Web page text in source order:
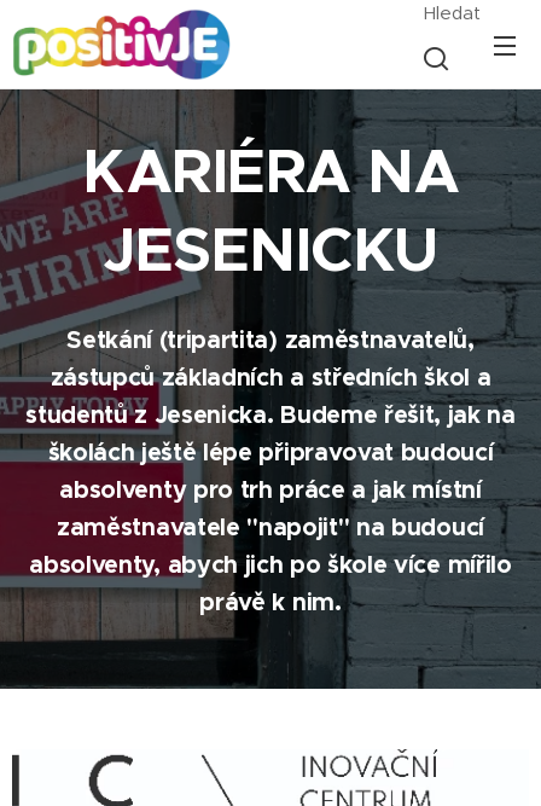
Hledat
KARIÉRA NA
JESENICKU
Setkání (tripartita) zaměstnavatelů,
zástupců základních a středních škol a
studentů z Jesenicka. Budeme řešit, jak na
školách ještě lépe připravovat budoucí
absolventy pro trh práce a jak místní
zaměstnavatele "napojit" na budoucí
absolventy, abych jich po škole více mířilo
právě k nim.